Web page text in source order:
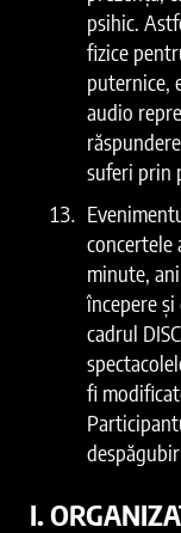
psihic.
fizice
puternice,
audio
suferi prin
concertele
minute,
începere
cadrul
fi
I.